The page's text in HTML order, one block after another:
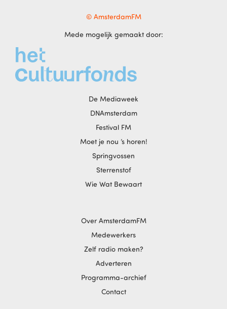
© AmsterdamFM
Mede mogelijk gemaakt door:
De Mediaweek
DNAmsterdam
Festival FM
Moet je nou ‘s horen!
Springvossen
Sterrenstof
Wie Wat Bewaart
Over AmsterdamFM
Medewerkers
Zelf radio maken?
Adverteren
Programma-archief
Contact